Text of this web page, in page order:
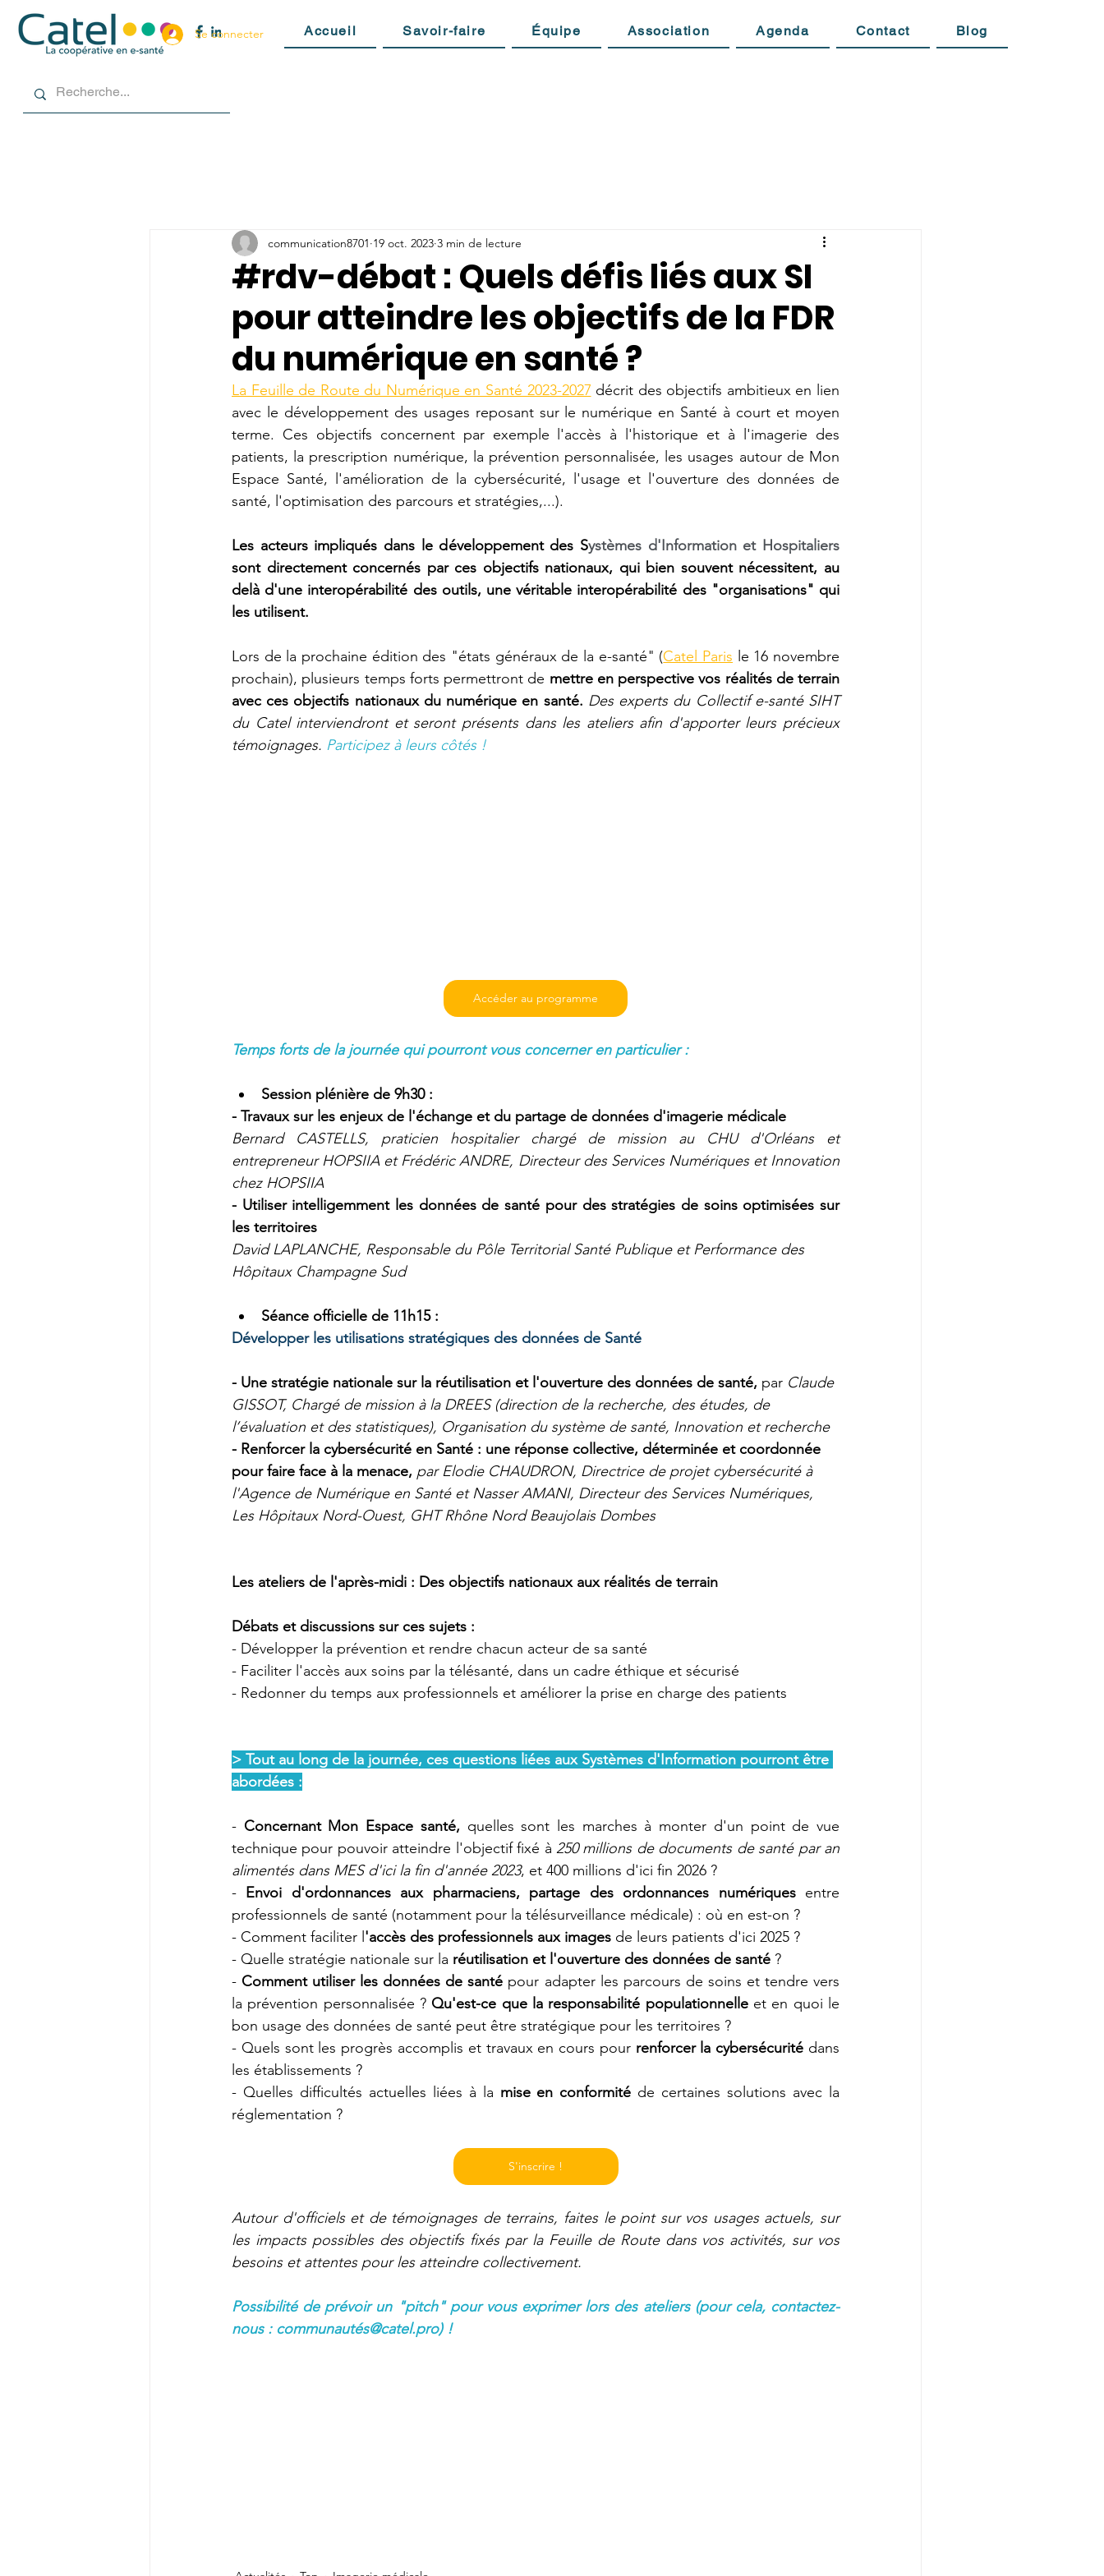
Se connecter Accueil Savoir-faire Équipe Association Agenda Contact Blog
#rdv-débat : Quels défis liés aux SI
pour atteindre les objectifs de la FDR
du numérique en santé ?
communication8701 19 oct. 2023 3 min de lecture
La Feuille de Route du Numérique en Santé 2023-2027 décrit des objectifs ambitieux en lien
avec le développement des usages reposant sur le numérique en Santé à court et moyen
terme. Ces objectifs concernent par exemple l'accès à l'historique et à l'imagerie des
patients, la prescription numérique, la prévention personnalisée, les usages autour de Mon
Espace Santé, l'amélioration de la cybersécurité, l'usage et l'ouverture des données de
santé, l'optimisation des parcours et stratégies,...).
Les acteurs impliqués dans le développement des S
sont directement concernés par ces objectifs nationaux, qui bien souvent nécessitent, au
delà d'une interopérabilité des outils, une véritable interopérabilité des "organisations" qui
les utilisent.
Lors de la prochaine édition des "états généraux de la e-santé" (Catel Paris le 16 novembre
prochain), plusieurs temps forts permettront de mettre en perspective vos réalités de terrain
avec ces objectifs nationaux du numérique en santé. Des experts du Collectif e-santé SIHT
du Catel interviendront et seront présents dans les ateliers afin d'apporter leurs précieux
témoignages. Participez à leurs côtés !
Accéder au programme
Temps forts de la journée qui pourront vous concerner en particulier :
Session plénière de 9h30 :
- Travaux sur les enjeux de l'échange et du partage de données d'imagerie médicale
Bernard CASTELLS, praticien hospitalier chargé de mission au CHU d'Orléans et
entrepreneur HOPSIIA et Frédéric ANDRE, Directeur des Services Numériques et Innovation
chez HOPSIIA
- Utiliser intelligemment les données de santé pour des stratégies de soins optimisées sur
les territoires
David LAPLANCHE, Responsable du Pôle Territorial Santé Publique et Performance des
Hôpitaux Champagne Sud
Séance officielle de 11h15 :
Développer les utilisations stratégiques des données de Santé
- Une stratégie nationale sur la réutilisation et l'ouverture des données de santé, par Claude
GISSOT, Chargé de mission à la DREES (direction de la recherche, des études, de
l’évaluation et des statistiques), Organisation du système de santé, Innovation et recherche
- Renforcer la cybersécurité en Santé : une réponse collective, déterminée et coordonnée
pour faire face à la menace, par Elodie CHAUDRON, Directrice de projet cybersécurité à
l'Agence de Numérique en Santé et Nasser AMANI, Directeur des Services Numériques,
Les Hôpitaux Nord-Ouest, GHT Rhône Nord Beaujolais Dombes
Les ateliers de l'après-midi : Des objectifs nationaux aux réalités de terrain
Débats et discussions sur ces sujets :
- Développer la prévention et rendre chacun acteur de sa santé
- Faciliter l'accès aux soins par la télésanté, dans un cadre éthique et sécurisé
- Redonner du temps aux professionnels et améliorer la prise en charge des patients
> Tout au long de la journée, ces questions liées aux Systèmes d'Information pourront être
abordées :
- Concernant Mon Espace santé, quelles sont les marches à monter d'un point de vue
technique pour pouvoir atteindre l'objectif fixé à 250 millions de documents de santé par an
alimentés dans MES d'ici la fin d'année 2023, et 400 millions d'ici fin 2026 ?
- Envoi d'ordonnances aux pharmaciens, partage des ordonnances numériques entre
professionnels de santé (notamment pour la télésurveillance médicale) : où en est-on ?
- Comment faciliter l 'accès des professionnels aux images de leurs patients d'ici 2025 ?
- Quelle stratégie nationale sur la réutilisation et l'ouverture des données de santé ?
- Comment utiliser les données de santé pour adapter les parcours de soins et tendre vers
la prévention personnalisée ? Qu'est-ce que la responsabilité populationnelle et en quoi le
bon usage des données de santé peut être stratégique pour les territoires ?
- Quels sont les progrès accomplis et travaux en cours pour renforcer la cybersécurité dans
les établissements ?
- Quelles difficultés actuelles liées à la mise en conformité de certaines solutions avec la
réglementation ?
S'inscrire !
Autour d'officiels et de témoignages de terrains, faites le point sur vos usages actuels, sur
les impacts possibles des objectifs fixés par la Feuille de Route dans vos activités, sur vos
besoins et attentes pour les atteindre collectivement.
Possibilité de prévoir un "pitch" pour vous exprimer lors des ateliers (pour cela, contactez-
nous : communautés@catel.pro) !